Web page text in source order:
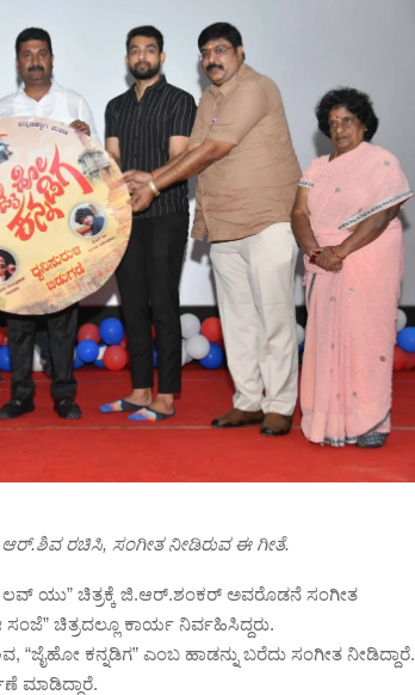
ರಚಿಸಿ, ಸಂಗೀತ ನೀಡಿರುವ ಈ ಗೀತೆ.
ಯು” ಚಿತ್ರಕ್ಕೆ ಜಿ.ಆರ್.ಶಂಕರ್ ಅವರೊಡನೆ ಸಂಗೀತ
ಚಿತ್ರದಲ್ಲೂ ಕಾರ್ಯ ನಿರ್ವಹಿಸಿದ್ದರು.‌
ಕನ್ನಡಿಗ” ಎಂಬ ಹಾಡನ್ನು ಬರೆದು ಸಂಗೀತ ನೀಡಿದ್ದಾರೆ.
ಮಾಡಿದ್ದಾರೆ.